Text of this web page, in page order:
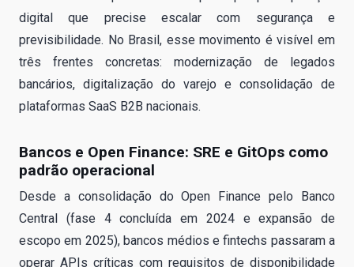
digital que precise escalar com segurança e
previsibilidade. No Brasil, esse movimento é visível em
três frentes concretas: modernização de legados
bancários, digitalização do varejo e consolidação de
plataformas SaaS B2B nacionais.
Bancos e Open Finance: SRE e GitOps como
padrão operacional
Desde a consolidação do Open Finance pelo Banco
Central (fase 4 concluída em 2024 e expansão de
escopo em 2025), bancos médios e fintechs passaram a
operar APIs críticas com requisitos de disponibilidade